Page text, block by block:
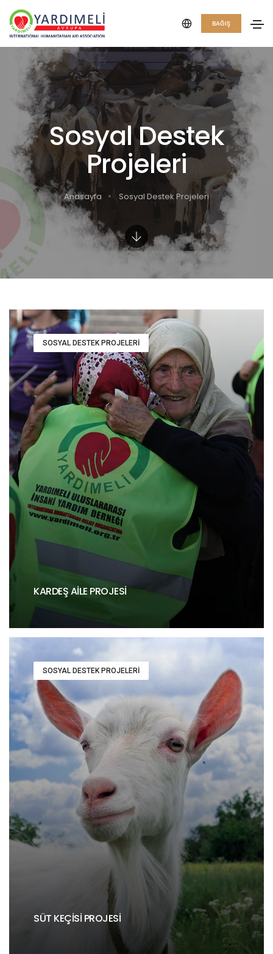
BAĞIŞ
Sosyal Destek
Projeleri
Anasayfa Sosyal Destek Projeleri
SOSYAL DESTEK PROJELERI
KARDEŞ AILE PROJESI
SOSYAL DESTEK PROJELERI
SÜT KEÇISI PROJESI